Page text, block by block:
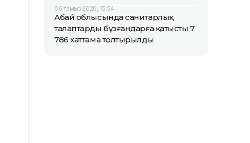
06 тамыз 2026, 15:54
Абай облысында санитарлық
талаптарды бұзғандарға қатысты 7
786 хаттама толтырылды